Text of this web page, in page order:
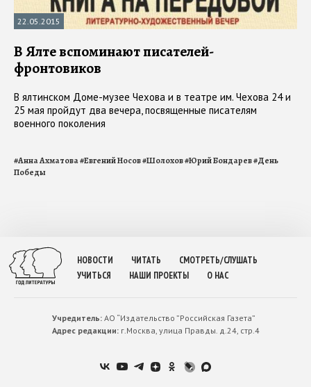
22.05.2015
В Ялте вспоминают писателей-
фронтовиков
В ялтинском Доме-музее Чехова и в театре им. Чехова 24 и
25 мая пройдут два вечера, посвященные писателям
военного поколения
#Анна Ахматова#Евгений Носов#Шолохов#Юрий Бондарев#День
Победы
НОВОСТИ ЧИТАТЬ
СМОТРЕТЬ/СЛУШАТЬ
УЧИТЬСЯ
НАШИ ПРОЕКТЫ О НАС
Учредитель:АО “Издательство ”Российская Газета”
Адрес редакции:г.Москва, улица Правды. д.24, стр.4